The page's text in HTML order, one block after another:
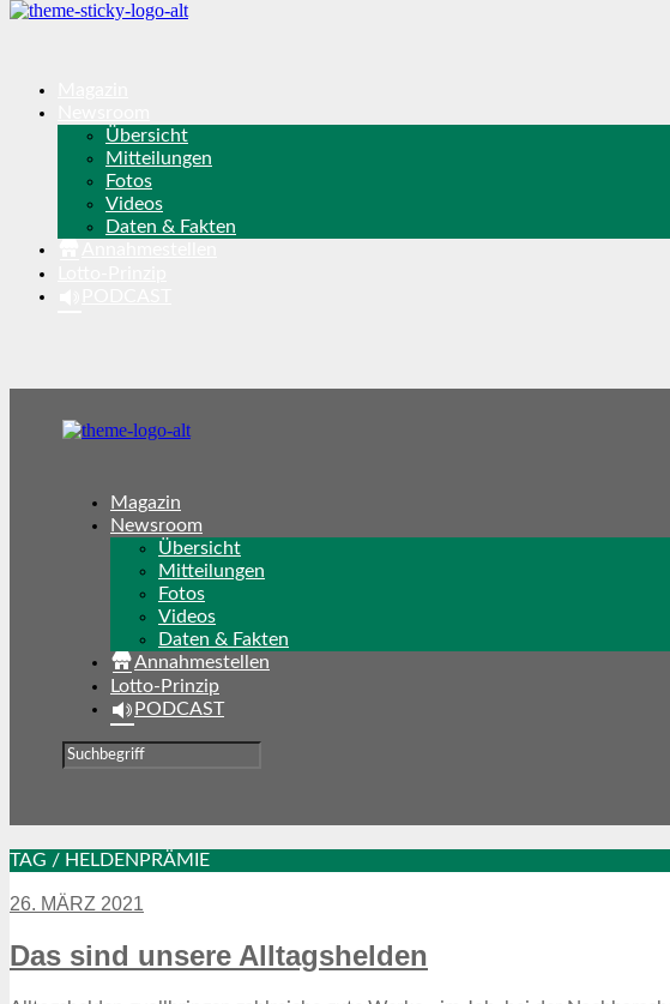
Übersicht
Mitteilungen
Fotos
Videos
Daten & Fakten
Magazin
Newsroom
Übersicht
Mitteilungen
Fotos
Videos
Daten & Fakten
Annahmestellen
Lotto-Prinzip
PODCAST
TAG / HELDENPRÄMIE
26. MÄRZ 2021
Das sind unsere Alltagshelden